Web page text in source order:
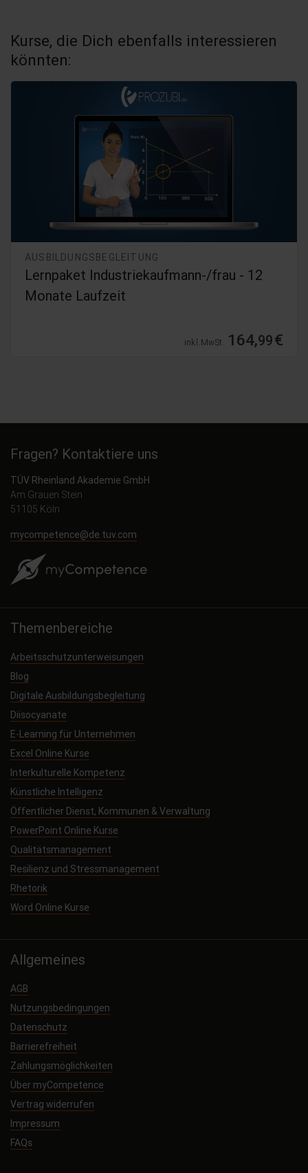
Kurse, die Dich ebenfalls interessieren
könnten:
AUSBILDUNGSBEGLEITUNG
Lernpaket Industriekaufmann-/frau - 12
Monate Laufzeit
inkl. MwSt. 164,99€
Fragen? Kontaktiere uns
TÜV Rheinland Akademie GmbH
Am Grauen Stein
51105 Köln
mycompetence@de.tuv.com
Themenbereiche
Arbeitsschutzunterweisungen
Blog
Digitale Ausbildungsbegleitung
Diisocyanate
E-Learning für Unternehmen
Excel Online Kurse
Interkulturelle Kompetenz
Künstliche Intelligenz
Öffentlicher Dienst, Kommunen & Verwaltung
PowerPoint Online Kurse
Qualitätsmanagement
Resilienz und Stressmanagement
Rhetorik
Word Online Kurse
Allgemeines
AGB
Nutzungsbedingungen
Datenschutz
Barrierefreiheit
Zahlungsmöglichkeiten
Über myCompetence
Vertrag widerrufen
Impressum
FAQs